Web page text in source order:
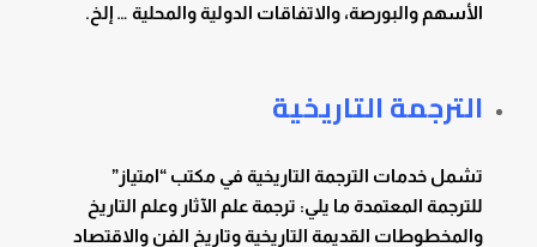
الأسهم والبورصة، والاتفاقات الدولية والمحلية … إلخ.
الترجمة التاريخية
تشمل خدمات الترجمة التاريخية في مكتب “امتياز”
للترجمة المعتمدة ما يلي: ترجمة علم الآثار وعلم التاريخ
والمخطوطات القديمة التاريخية وتاريخ الفن والاقتصاد